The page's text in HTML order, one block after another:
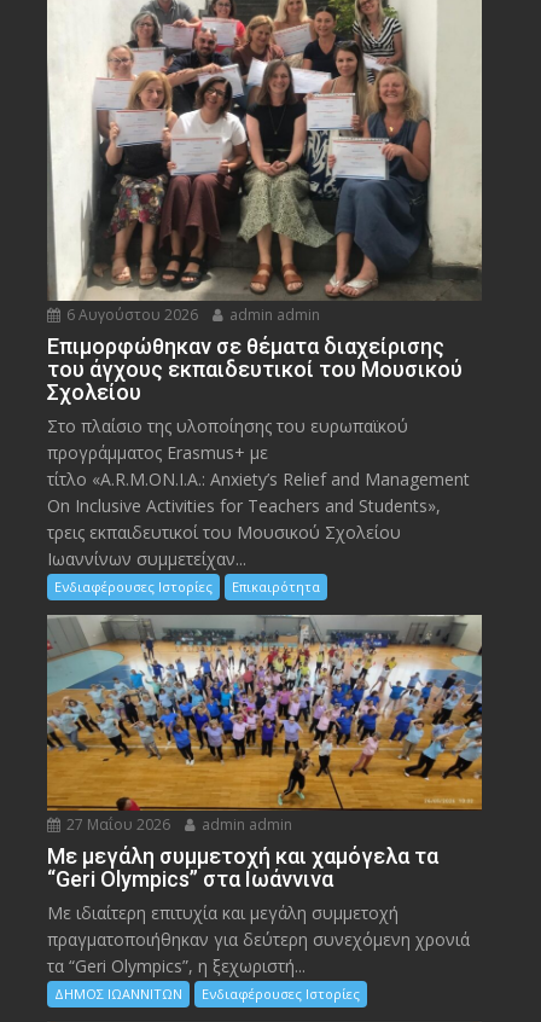
6 Αυγούστου 2026 admin admin
Eπιμορφώθηκαν σε θέματα διαχείρισης
του άγχους εκπαιδευτικοί του Μουσικού
Σχολείου
Στο πλαίσιο της υλοποίησης του ευρωπαϊκού
προγράμματος Erasmus+ με
τίτλο «A.R.M.ON.I.A.: Anxiety’s Relief and Management
On Inclusive Activities for Teachers and Students»,
τρεις εκπαιδευτικοί του Μουσικού Σχολείου
Ιωαννίνων συμμετείχαν...
Ενδιαφέρουσες Ιστορίες Επικαιρότητα
27 Μαΐου 2026 admin admin
Με μεγάλη συμμετοχή και χαμόγελα τα
“Geri Olympics” στα Ιωάννινα
Με ιδιαίτερη επιτυχία και μεγάλη συμμετοχή
πραγματοποιήθηκαν για δεύτερη συνεχόμενη χρονιά
τα “Geri Olympics”, η ξεχωριστή...
ΔΗΜΟΣ ΙΩΑΝΝΙΤΩΝ Ενδιαφέρουσες Ιστορίες